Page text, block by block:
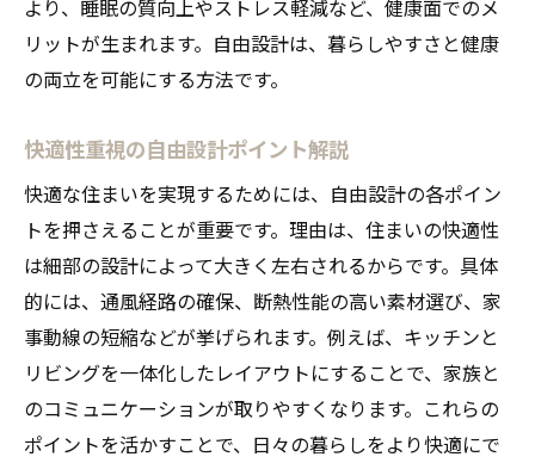
より、睡眠の質向上やストレス軽減など、健康面でのメ
リットが生まれます。自由設計は、暮らしやすさと健康
の両立を可能にする方法です。
快適性重視の自由設計ポイント解説
快適な住まいを実現するためには、自由設計の各ポイン
トを押さえることが重要です。理由は、住まいの快適性
は細部の設計によって大きく左右されるからです。具体
的には、通風経路の確保、断熱性能の高い素材選び、家
事動線の短縮などが挙げられます。例えば、キッチンと
リビングを一体化したレイアウトにすることで、家族と
のコミュニケーションが取りやすくなります。これらの
ポイントを活かすことで、日々の暮らしをより快適にで